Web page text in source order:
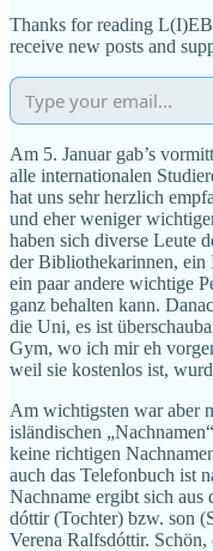
Thanks for reading
receive new posts and
Am 5. Januar gab’s
alle internationalen
hat uns sehr herzlich
und eher weniger
haben sich diverse Leute
der Bibliothekarinnen, ein
ein paar andere wichtige
ganz behalten kann.
die Uni, es ist
Gym, wo ich mir eh
weil sie kostenlos ist,
Am wichtigsten war aber
isländischen
keine richtigen
auch das Telefonbuch ist
Nachname ergibt sich
dóttir (Tochter) bzw. son
Verena Ralfsdóttir. Schön,